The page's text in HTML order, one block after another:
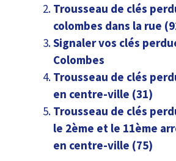
Trousseau de clés
colombes dans la rue
Signaler vos clés
Colombes
Trousseau de clés
en centre-ville (31)
Trousseau de clés
le 2ème et le 11ème
en centre-ville (75)